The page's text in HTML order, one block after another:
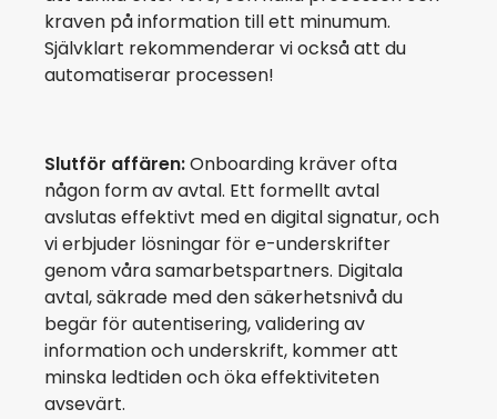
kraven på information till ett minumum.
Självklart rekommenderar vi också att du
automatiserar processen!
Slutför affären:Onboarding kräver ofta
någon form av avtal. Ett formellt avtal
avslutas effektivt med en digital signatur, och
vi erbjuder lösningar för e-underskrifter
genom våra samarbetspartners. Digitala
avtal, säkrade med den säkerhetsnivå du
begär för autentisering, validering av
information och underskrift, kommer att
minska ledtiden och öka effektiviteten
avsevärt.